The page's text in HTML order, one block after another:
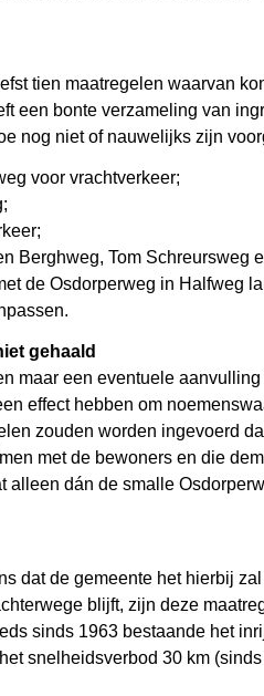
tien maatregelen waarvan
een bonte verzameling van
nog niet of nauwelijks zijn
voor vrachtverkeer;
Berghweg, Tom Schreursweg
de Osdorperweg in Halfweg
gehaald
maar een eventuele
effect hebben om
zouden worden ingevoerd
met de bewoners en die
alleen dán de smalle
dat de gemeente het hierbij
blijft, zijn deze
sinds 1963 bestaande het
snelheidsverbod 30 km